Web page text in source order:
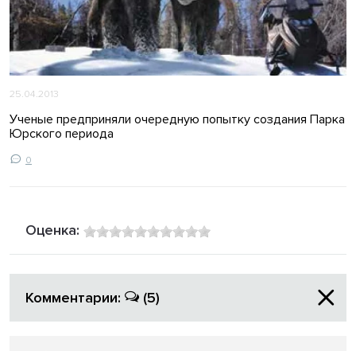
25.04.2013
Ученые предприняли очередную попытку создания Парка
Юрского периода
0
Оценка:
Комментарии: (5)